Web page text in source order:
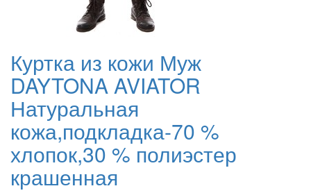
Куртка из кожи Муж
DAYTONA AVIATOR
Натуральная
кожа,подкладка-70 %
хлопок,30 % полиэстер
крашенная